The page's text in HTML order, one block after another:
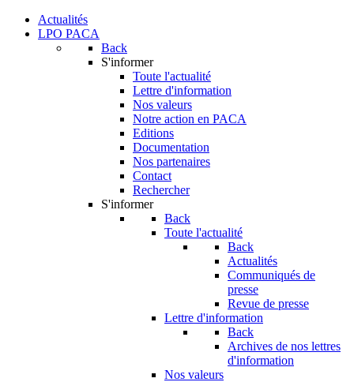
Actualités
LPO PACA
Back
S'informer
Toute l'actualité
Lettre d'information
Nos valeurs
Notre action en PACA
Editions
Documentation
Nos partenaires
Contact
Rechercher
S'informer
Back
Toute l'actualité
Back
Actualités
Communiqués de
presse
Revue de presse
Lettre d'information
Back
Archives de nos lettres
d'information
Nos valeurs